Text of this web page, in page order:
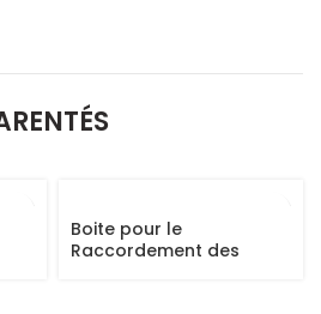
Boite pour le
Raccordement des